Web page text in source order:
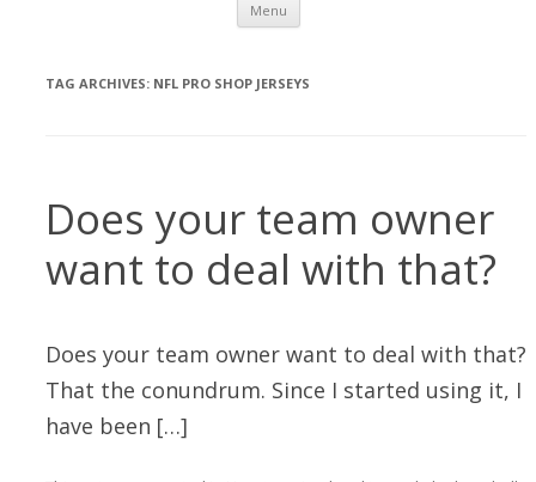
Menu
TAG ARCHIVES: NFL PRO SHOP JERSEYS
Does your team owner
want to deal with that?
Does your team owner want to deal with that?
That the conundrum. Since I started using it, I
have been […]